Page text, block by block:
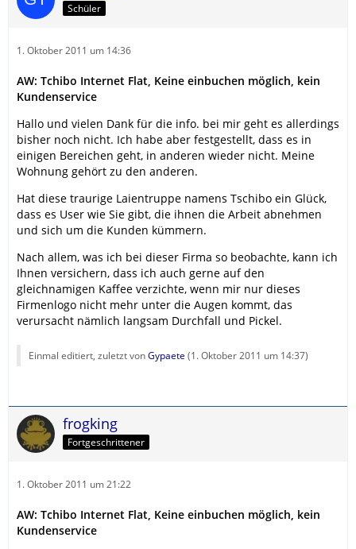
Schüler
1. Oktober 2011 um 14:36
AW: Tchibo Internet Flat, Keine einbuchen möglich, kein
Kundenservice
Hallo und vielen Dank für die info. bei mir geht es allerdings
bisher noch nicht. Ich habe aber festgestellt, dass es in
einigen Bereichen geht, in anderen wieder nicht. Meine
Wohnung gehört zu den anderen.
Hat diese traurige Laientruppe namens Tschibo ein Glück,
dass es User wie Sie gibt, die ihnen die Arbeit abnehmen
und sich um die Kunden kümmern.
Nach allem, was ich bei dieser Firma so beobachte, kann ich
Ihnen versichern, dass ich auch gerne auf den
gleichnamigen Kaffee verzichte, wenn mir nur dieses
Firmenlogo nicht mehr unter die Augen kommt, das
verursacht nämlich langsam Durchfall und Pickel.
Einmal editiert, zuletzt vonGypaete (1. Oktober 2011 um 14:37)
frogking
Fortgeschrittener
1. Oktober 2011 um 21:22
AW: Tchibo Internet Flat, Keine einbuchen möglich, kein
Kundenservice